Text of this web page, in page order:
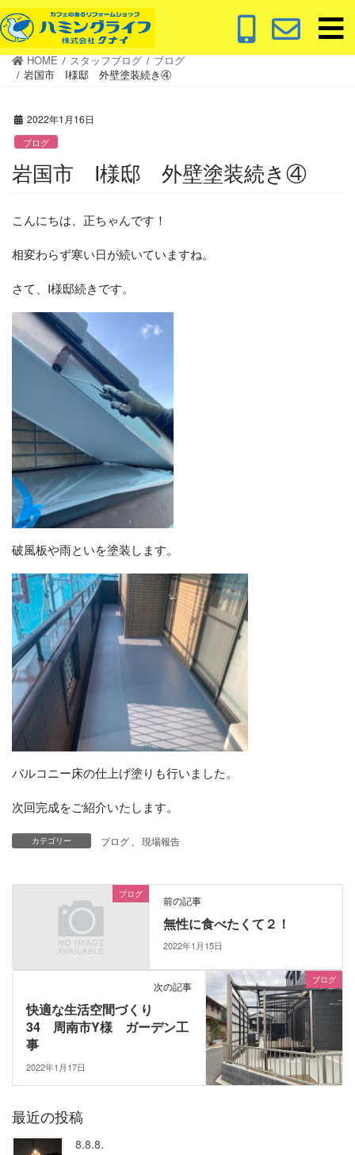
コ
ン
テ
ナ
ビ
ゲ
HOME スタッフブログ
ブログ
岩国市 I様邸 外壁塗装続き④
2022年1月16日
ブログ
岩国市 I様邸 外壁塗装続き④
こんにちは、正ちゃんです！
相変わらず寒い日が続いていますね。
さて、I様邸続きです。
破風板や雨といを塗装します。
バルコニー床の仕上げ塗りも行いました。
次回完成をご紹介いたします。
カテゴリー ブログ 現場報告
ブログ 前の記事
無性に食べたくて２！
2022年1月15日
ブログ
次の記事
快適な生活空間づくり
34 周南市Y様 ガーデン工
事
2022年1月17日
最近の投稿
8.8.8.